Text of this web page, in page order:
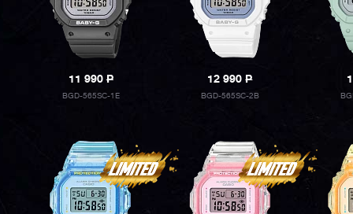
11 990P
BGD-565SC-1E
12 990P
BGD-565SC-2B